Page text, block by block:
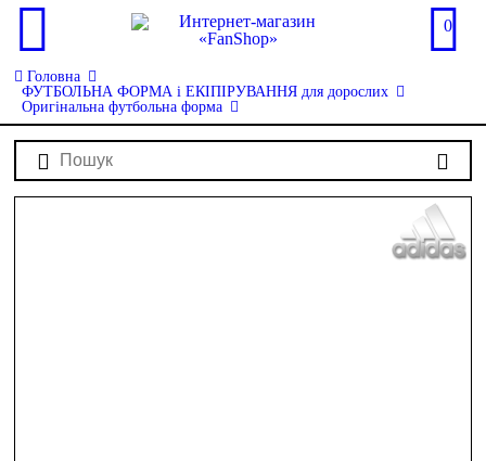
0
Головна
ФУТБОЛЬНА ФОРМА і ЕКІПІРУВАННЯ для дорослих
Оригінальна футбольна форма